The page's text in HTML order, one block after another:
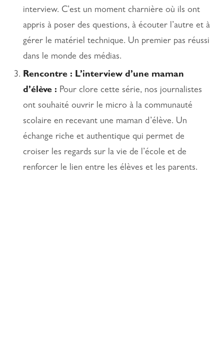
interview. C’est un moment charnière où ils ont
appris à poser des questions, à écouter l’autre et à
gérer le matériel technique. Un premier pas réussi
dans le monde des médias.
Rencontre : L’interview d’une maman
d’élève : Pour clore cette série, nos journalistes
ont souhaité ouvrir le micro à la communauté
scolaire en recevant une maman d’élève. Un
échange riche et authentique qui permet de
croiser les regards sur la vie de l’école et de
renforcer le lien entre les élèves et les parents.